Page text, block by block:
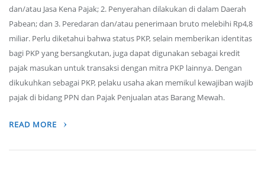
dan/atau Jasa Kena Pajak; 2. Penyerahan dilakukan di dalam Daerah
Pabean; dan 3. Peredaran dan/atau penerimaan bruto melebihi Rp4,8
miliar. Perlu diketahui bahwa status PKP, selain memberikan identitas
bagi PKP yang bersangkutan, juga dapat digunakan sebagai kredit
pajak masukan untuk transaksi dengan mitra PKP lainnya. Dengan
dikukuhkan sebagai PKP, pelaku usaha akan memikul kewajiban wajib
pajak di bidang PPN dan Pajak Penjualan atas Barang Mewah.
READ MORE